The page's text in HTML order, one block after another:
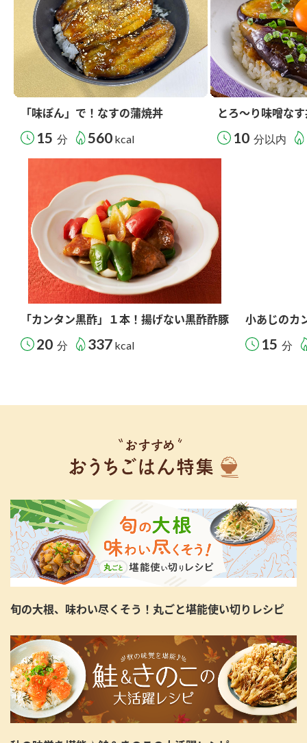
「味ぽん」で！なすの蒲焼丼
15 分 560 kcal
とろ～り味噌な
10 分以内
「カンタン黒酢」１本！揚げない黒酢酢豚
20 分 337 kcal
小あじのカ
15 分
旬の大根、味わい尽くそう！丸ごと堪能使い切りレシピ